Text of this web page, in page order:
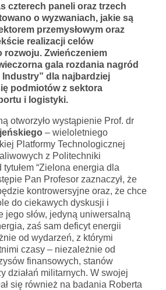
czterech paneli oraz trzech
o wyzwaniach, jakie są
przemysłowym oraz
realizacji celów
rozwoju. Zwieńczeniem
gala rozdania nagród
Industry” dla najbardziej
podmiotów z sektora
i logistyki.
otworzyło wystąpienie Prof. dr
– wieloletniego
Platformy Technologicznej
z Politechniki
“Zielona energia dla
Pan Profesor zaznaczył, że
kontrowersyjne oraz, że chce
do ciekawych dyskusji i
jego słów, jedyną uniwersalną
zaś sam deficyt energii
od wydarzeń, z którymi
czasy – niezależnie od
finansowych, stanów
działań militarnych. W swojej
się również na badania Roberta